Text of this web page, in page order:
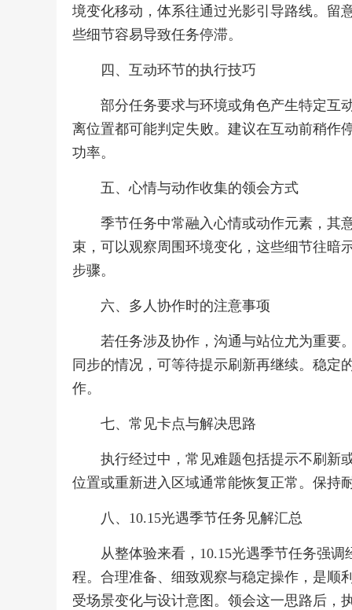
境变化移动，体系往通过光影引导路线。留
些细节容易导致任务停滞。
四、互动环节的执行技巧
部分任务要求与环境或角色产生特定互
离位置都可能判定失败。建议在互动前稍作
功率。
五、心情与动作收集的领会方式
季节任务中常融入心情或动作元素，其
束，可以观察周围环境变化，这些细节往暗
步骤。
六、多人协作时的注意事项
若任务涉及协作，沟通与站位尤为重要
同步的情况，可等待提示刷新再继续。稳定
作。
七、常见卡点与解决思路
执行经过中，常见难题包括提示不刷新
位置或重新进入区域通常能恢复正常。保持
八、10.15光遇季节任务见解汇总
从整体验来看，10.15光遇季节任务强
程。合理准备、细致观察与稳定操作，是顺
受场景变化与设计意图。领会这一思路后，